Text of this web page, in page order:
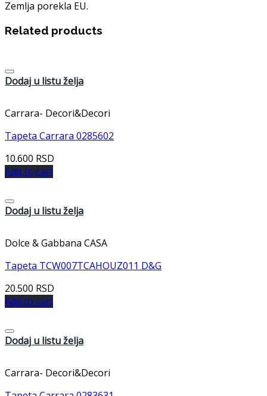
Zemlja porekla EU.
Related products
Dodaj u listu želja
Carrara- Decori&Decori
Tapeta Carrara 0285602
10.600 RSD
Add to cart
Dodaj u listu želja
Dolce & Gabbana CASA
Tapeta TCW007TCAHOUZ011 D&G
20.500 RSD
Add to cart
Dodaj u listu želja
Carrara- Decori&Decori